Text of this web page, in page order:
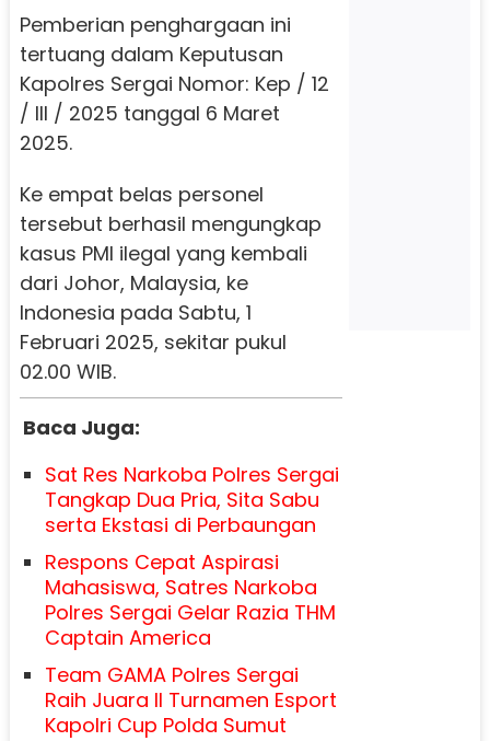
Pemberian penghargaan ini
tertuang dalam Keputusan
Kapolres Sergai Nomor: Kep / 12
/ III / 2025 tanggal 6 Maret
2025.
Ke empat belas personel
tersebut berhasil mengungkap
kasus PMI ilegal yang kembali
dari Johor, Malaysia, ke
Indonesia pada Sabtu, 1
Februari 2025, sekitar pukul
02.00 WIB.
Baca Juga:
Sat Res Narkoba Polres Sergai
Tangkap Dua Pria, Sita Sabu
serta Ekstasi di Perbaungan
Respons Cepat Aspirasi
Mahasiswa, Satres Narkoba
Polres Sergai Gelar Razia THM
Captain America
Team GAMA Polres Sergai
Raih Juara II Turnamen Esport
Kapolri Cup Polda Sumut